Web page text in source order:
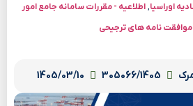
اوراسیا,اطلاعیه - مقررات سامانه جامع امور
موافقت نامه های ترجیحی
305066/1405
1405/03/10